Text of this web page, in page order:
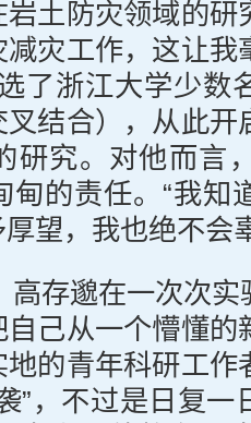
土防灾领域的研
灾工作，这让我
了浙江大学少数
结合），从此开
研究。对他而言
甸的责任。“我知
望，我也绝不会
高存邈在一次次
己从一个懵懂的
地的青年科研工
”，不过是日复一